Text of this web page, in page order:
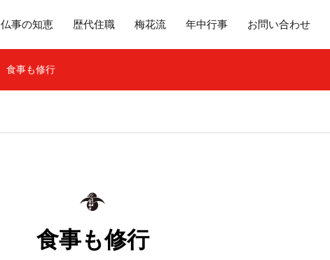
仏事の知恵 歴代住職 梅花流 年中行事 お問い合わせ
食事も修行
食事も修行